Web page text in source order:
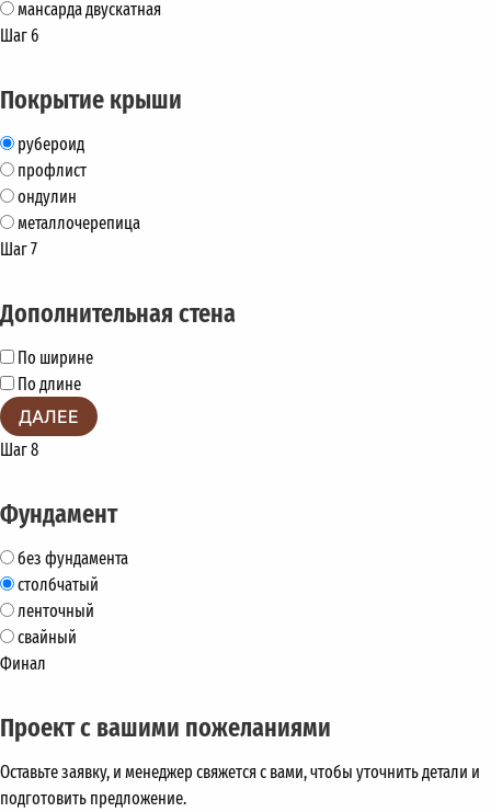
мансарда двускатная
Шаг 6
Покрытие крыши
рубероид
профлист
ондулин
металлочерепица
Шаг 7
Дополнительная стена
По ширине
По длине
ДАЛЕЕ
Шаг 8
Фундамент
без фундамента
столбчатый
ленточный
свайный
Финал
Проект с вашими пожеланиями
Оставьте заявку, и менеджер свяжется с вами, чтобы уточнить детали и
подготовить предложение.